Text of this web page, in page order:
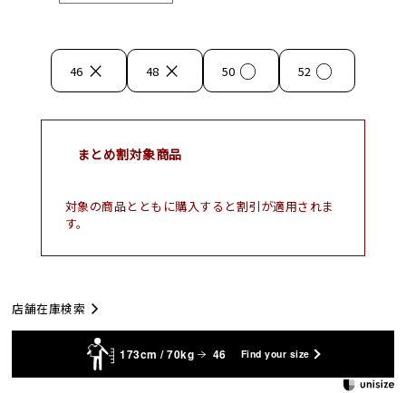
46 × 48 × 50 ○ 52 ○
まとめ割対象商品
対象の商品とともに購入すると割引が適用されま
す。
店舗在庫検索
173cm / 70kg 46 Find your size